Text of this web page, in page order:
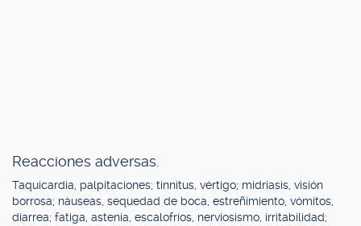
Reacciones adversas.
Taquicardia, palpitaciones; tinnitus, vértigo; midriasis, visión
borrosa; náuseas, sequedad de boca, estreñimiento, vómitos,
diarrea; fatiga, astenia, escalofríos, nerviosismo, irritabilidad;